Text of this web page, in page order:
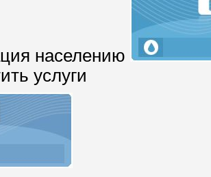
населению
услуги